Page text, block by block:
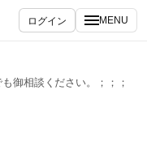
ログイン MENU
御相談ください。；；；